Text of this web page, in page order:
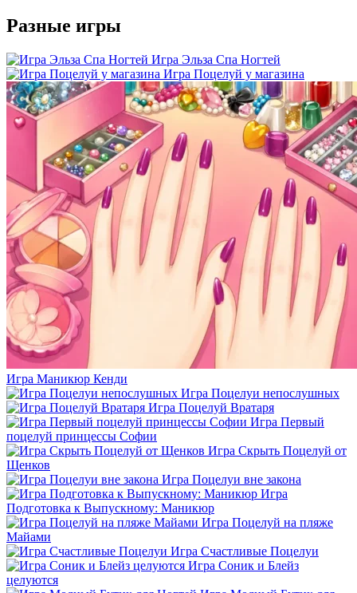
Разные игры
Игра Эльза Спа Ногтей
Игра Поцелуй у магазина
Игра Маникюр Кенди
Игра Поцелуи непослушных
Игра Поцелуй Вратаря
Игра Первый
поцелуй принцессы Софии
Игра Скрыть Поцелуй от
Щенков
Игра Поцелуи вне закона
Игра
Подготовка к Выпускному: Маникюр
Игра Поцелуй на пляже
Майами
Игра Счастливые Поцелуи
Игра Соник и Блейз
целуются